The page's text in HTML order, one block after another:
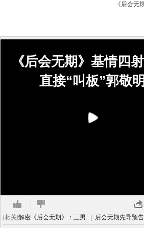
《后会无
《后会无期》基情四
直接“叫板”郭敬明
[相关]解密《后会无期》：三男.. 后会无期先导预